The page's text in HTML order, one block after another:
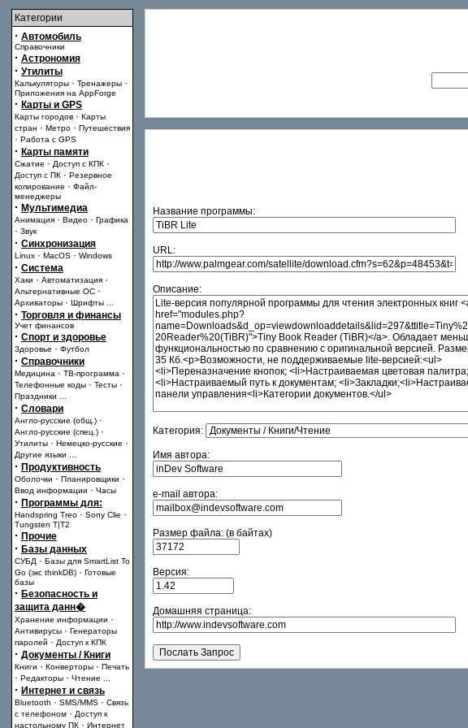
Категории
· Автомобиль
Справочники
· Астрономия
· Утилиты
Калькуляторы · Тренажеры ·
Приложения на AppForge
· Карты и GPS
Карты городов · Карты
стран · Метро · Путешествия
· Работа с GPS
· Карты памяти
Сжатие · Доступ с КПК ·
Доступ с ПК · Резервное
копирование · Файл-
менеджеры
· Мультимедиа
Анимация · Видео · Графика
· Звук
· Синхронизация
Linux · MacOS · Windows
· Система
Хаки · Автоматизация ·
Альтернативные ОС ·
Архиваторы · Шрифты
· Торговля и финансы
Учет финансов
· Спорт и здоровье
Здоровье · Футбол
· Справочники
Медицина · ТВ-программа ·
Телефонные коды · Тесты ·
Праздники
· Словари
Англо-русские (общ.) ·
Англо-русские (спец.) ·
Утилиты · Немецко-русские ·
Другие языки
· Продуктивность
Оболочки · Планировщики ·
Ввод информации · Часы
· Программы для:
Handspring Treo · Sony Clie ·
Tungsten T|T2
· Прочие
· Базы данных
СУБД · Базы для SmartList To
Go (экс thinkDB) · Готовые
базы
· Безопасность и
защита данн�
Хранение информации ·
Антивирусы · Генераторы
паролей · Доступ к КПК
· Документы / Книги
Книги · Конверторы · Печать
· Редакторы · Чтение
· Интернет и связь
Bluetooth · SMS/MMS · Связь
с телефоном · Доступ к
настольному ПК · Интернет
Название программы:
URL:
Описание:
Категория:
Имя автора:
e-mail автора:
Размер файла: (в байтах)
Версия:
Домашняя страница: